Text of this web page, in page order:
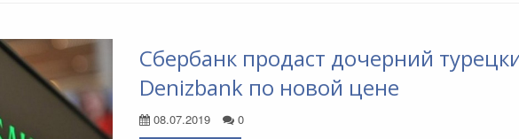
Сбербанк продаст дочерний
Denizbank по новой цене
08.07.2019 0